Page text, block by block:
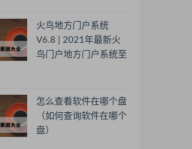
火鸟地方门户系统
V6.8 | 2021年最新火
鸟门户地方门户系统至
怎么查看软件在哪个盘
（如何查询软件在哪个
盘）